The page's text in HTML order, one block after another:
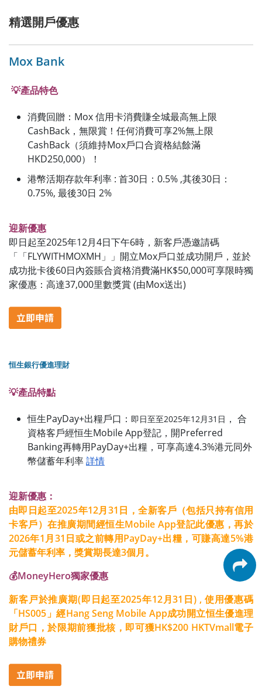
精選開戶優惠
Mox Bank
💡產品特色
消費回贈： Mox 信用卡消費賺全城最高無上限
CashBack，無限賞！任何消費可享2%無上限
CashBack（須維持Mox戶口合資格結餘滿
HKD250,000）！
港幣活期存款年利率 : 首30日：0.5% ,其後30日：
0.75%, 最後30日 2%
迎新優惠
即日起至2025年12月4日下午6時，新客戶憑邀請碼
「「FLYWITHMOXMH」」開立Mox戶口並成功開戶，並於
成功批卡後60日內簽賬合資格消費滿HK$50,000可享限時獨
家優惠：高達37,000里數獎賞 (由Mox送出)
恒生銀行優進理財
💡產品特點
恒生PayDay+出糧戶口： 即日至至2025年12月31日 ， 合
資格客戶經恒生Mobile App登記，開Preferred
Banking再轉用PayDay+出糧，可享高達4.3%港元同外
幣儲蓄年利率詳情
迎新優惠：
由即日起至2025年12月31日，全新客戶（包括只持有信用
卡客戶）在推廣期間經恒生Mobile App登記此優惠，再於
2026年1月31日或之前轉用PayDay+出糧，可賺高達5%港
元儲蓄年利率，獎賞期長達3個月。
💰MoneyHero獨家優惠
新客戸於推廣期(即日起至2025年12月31日) , 使用優惠碼
「HS005」經Hang Seng Mobile App成功開立恒生優進理
財戶口，於限期前獲批核，即可獲HK$200 HKTVmall電子
購物禮券